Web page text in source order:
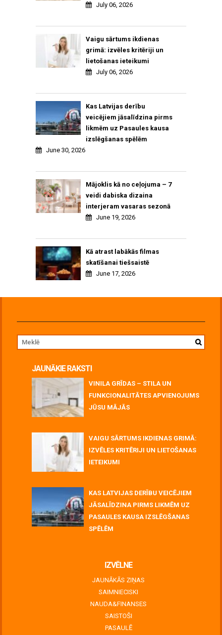
July 06, 2026
Vaigu sārtums ikdienas
grimā: izvēles kritēriji un
lietošanas ieteikumi
July 06, 2026
Kas Latvijas derību
veicējiem jāsalīdzina pirms
likmēm uz Pasaules kausa
izslēgšanas spēlēm
June 30, 2026
Mājoklis kā no ceļojuma – 7
veidi dabiska dizaina
interjeram vasaras sezonā
June 19, 2026
Kā atrast labākās filmas
skatīšanai tiešsaistē
June 17, 2026
JAUNĀKIE RAKSTI
VINILA GRĪDAS – STILA UN
FUNKCIONALITĀTES APVIENOJUMS
JŪSU MĀJĀS
VAIGU SĀRTUMS IKDIENAS GRIMĀ:
IZVĒLES KRITĒRIJI UN LIETOŠANAS
IETEIKUMI
KAS LATVIJAS DERĪBU VEICĒJIEM
JĀSALĪDZINA PIRMS LIKMĒM UZ
PASAULES KAUSA IZSLĒGŠANAS
SPĒLĒM
IZVĒLNE
JAUNĀKĀS ZIŅAS
SAIMNIECISKI
NAUDA&FINANSES
SAISTOŠI
PASAULĒ